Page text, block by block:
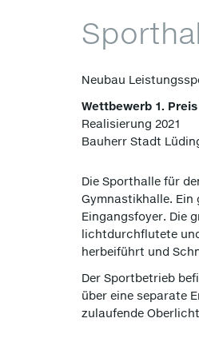
Neubau
Wettbewerb 1. Preis
Realisierung 2021
Bauherr Stadt
Die Sporthalle für
Gymnastikhalle.
Eingangsfoyer. Die
lichtdurchflutete
herbeiführt und
Der Sportbetrieb
über eine separate
zulaufende